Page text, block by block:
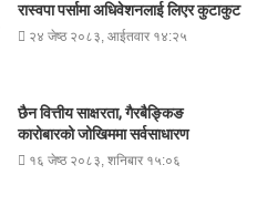
रास्वपा पर्सामा अधिवेशनलाई लिएर कुटाकुट
२४ जेष्ठ २०८३, आईतवार १४:२५
छैन वित्तीय साक्षरता, गैरबैङ्किङ
कारोबारको जोखिममा सर्वसाधारण
१६ जेष्ठ २०८३, शनिबार १५:०६